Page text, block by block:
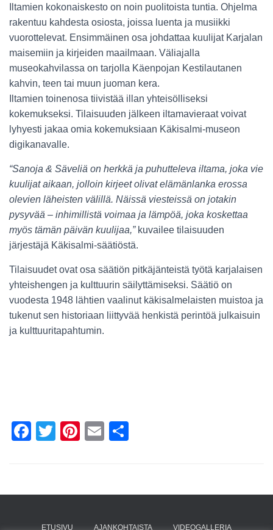
Iltamien kokonaiskesto on noin puolitoista tuntia. Ohjelma
rakentuu kahdesta osiosta, joissa luenta ja musiikki
vuorottelevat. Ensimmäinen osa johdattaa kuulijat Karjalan
maisemiin ja kirjeiden maailmaan. Väliajalla
museokahvilassa on tarjolla Käenpojan Kestilautanen
kahvin, teen tai muun juoman kera.
Iltamien toinenosa tiivistää illan yhteisölliseksi
kokemukseksi. Tilaisuuden jälkeen iltamavieraat voivat
lyhyesti jakaa omia kokemuksiaan Käkisalmi-museon
digikanavalle.
“Sanoja & Säveliä on herkkä ja puhutteleva iltama, joka vie
kuulijat aikaan, jolloin kirjeet olivat elämänlanka erossa
olevien läheisten välillä. Näissä viesteissä on jotakin
pysyvää – inhimillistä voimaa ja lämpöä, joka koskettaa
myös tämän päivän kuulijaa,”kuvailee tilaisuuden
järjestäjä Käkisalmi-säätiöstä.
Tilaisuudet ovat osa säätiön pitkäjänteistä työtä karjalaisen
yhteishengen ja kulttuurin säilyttämiseksi. Säätiö on
vuodesta 1948 lähtien vaalinut käkisalmelaisten muistoa ja
tukenut sen historiaan liittyvää henkistä perintöä julkaisuin
ja kulttuuritapahtumin.
F
e
T
er
Pi
e
E
e
ETUSIVU AJANKOHTAISTA VIDEOGALLERIA